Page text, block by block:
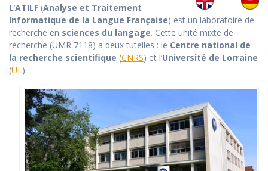
L’ATILF (Analyse et Traitement
Informatique de la Langue Française) est un laboratoire de
recherche en sciences du langage. Cette unité mixte de
recherche (UMR 7118) a deux tutelles : le Centre national de
la recherche scientifique (CNRS) et l’Université de Lorraine
(UL).